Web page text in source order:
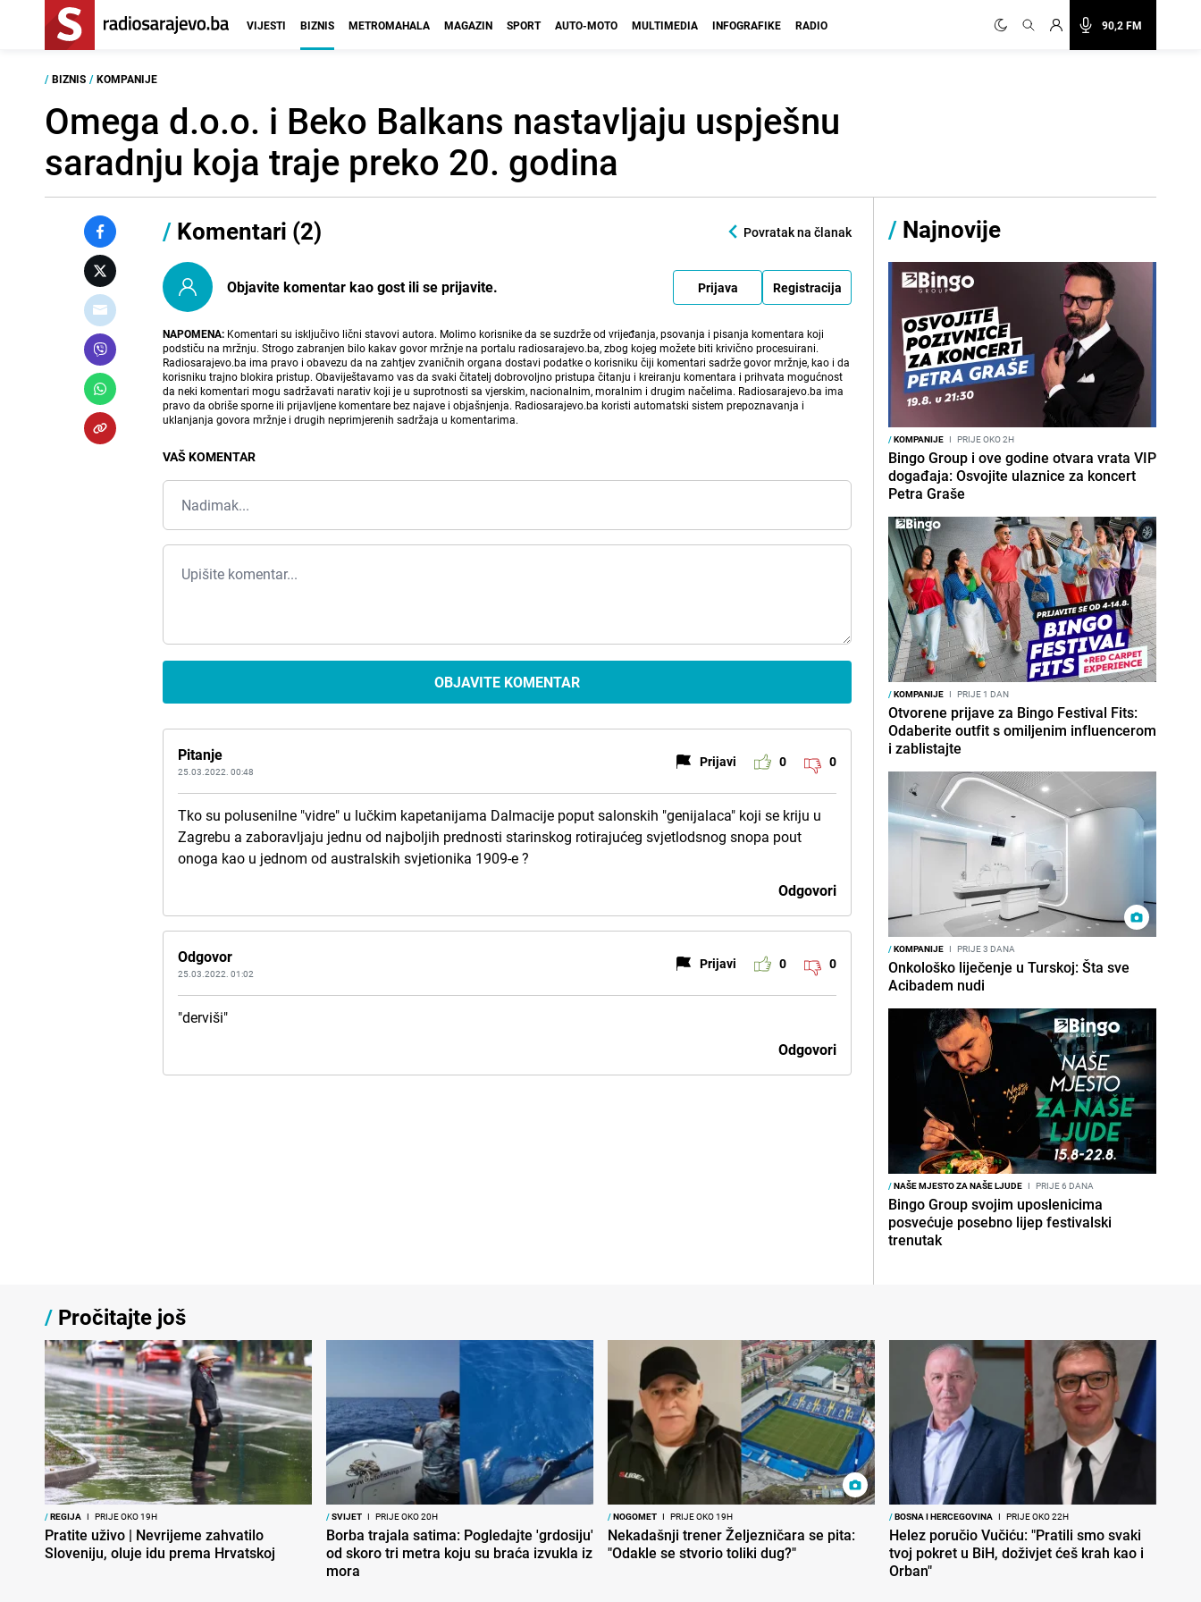
90,2 FM
VIJESTI BIZNIS METROMAHALA MAGAZIN SPORT AUTO-MOTO MULTIMEDIA INFOGRAFIKE RADIO
/ BIZNIS / KOMPANIJE
Omega d.o.o. i Beko Balkans nastavljaju uspješnu
saradnju koja traje preko 20. godina
/ Komentari (2) Povratak na članak
Objavite komentar kao gost ili se prijavite. Prijava Registracija
NAPOMENA: Komentari su isključivo lični stavovi autora. Molimo korisnike da se suzdrže od vrijeđanja, psovanja i pisanja komentara koji
podstiču na mržnju. Strogo zabranjen bilo kakav govor mržnje na portalu radiosarajevo.ba, zbog kojeg možete biti krivično procesuirani.
Radiosarajevo.ba ima pravo i obavezu da na zahtjev zvaničnih organa dostavi podatke o korisniku čiji komentari sadrže govor mržnje, kao i da
korisniku trajno blokira pristup. Obaviještavamo vas da svaki čitatelj dobrovoljno pristupa čitanju i kreiranju komentara i prihvata mogućnost
da neki komentari mogu sadržavati narativ koji je u suprotnosti sa vjerskim, nacionalnim, moralnim i drugim načelima. Radiosarajevo.ba ima
pravo da obriše sporne ili prijavljene komentare bez najave i objašnjenja. Radiosarajevo.ba koristi automatski sistem prepoznavanja i
uklanjanja govora mržnje i drugih neprimjerenih sadržaja u komentarima.
VAŠ KOMENTAR
OBJAVITE KOMENTAR
Pitanje
25.03.2022. 00:48
Prijavi 0 0
Tko su polusenilne "vidre" u lučkim kapetanijama Dalmacije poput salonskih "genijalaca" koji se kriju u
Zagrebu a zaboravljaju jednu od najboljih prednosti starinskog rotirajućeg svjetlodsnog snopa pout
onoga kao u jednom od australskih svjetionika 1909-e ?
Odgovori
Odgovor
25.03.2022. 01:02
Prijavi 0 0
"derviši"
Odgovori
/ Najnovije
/KOMPANIJE I PRIJE OKO 2H
Bingo Group i ove godine otvara vrata VIP
događaja: Osvojite ulaznice za koncert
Petra Graše
/KOMPANIJE I PRIJE 1 DAN
Otvorene prijave za Bingo Festival Fits:
Odaberite outfit s omiljenim influencerom
i zablistajte
/KOMPANIJE I PRIJE 3 DANA
Onkološko liječenje u Turskoj: Šta sve
Acibadem nudi
/NAŠE MJESTO ZA NAŠE LJUDE I PRIJE 6 DANA
Bingo Group svojim uposlenicima
posvećuje posebno lijep festivalski
trenutak
/ Pročitajte još
/REGIJA I PRIJE OKO 19H
Pratite uživo | Nevrijeme zahvatilo
Sloveniju, oluje idu prema Hrvatskoj
/SVIJET I PRIJE OKO 20H
Borba trajala satima: Pogledajte 'grdosiju'
od skoro tri metra koju su braća izvukla iz
mora
/NOGOMET I PRIJE OKO 19H
Nekadašnji trener Željezničara se pita:
"Odakle se stvorio toliki dug?"
/BOSNA I HERCEGOVINA I PRIJE OKO 22H
Helez poručio Vučiću: "Pratili smo svaki
tvoj pokret u BiH, doživjet ćeš krah kao i
Orban"